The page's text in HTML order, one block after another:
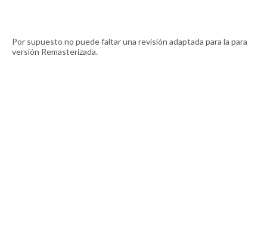
Por supuesto no puede faltar una revisión adaptada para la para
versión Remasterizada.